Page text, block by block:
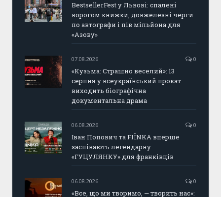
BestsellerFest у Львові: спалені
ворогом книжки, довжелезні черги
по автографи і пів мільйона для
«Азову»
07.08.2026 0
«Кузьма: Страшно веселий»: 13
серпня у всеукраїнський прокат
виходить біографічна
документальна драма
06.08.2026 0
Іван Попович та FIÏNKA вперше
заспівають легендарну
«ГУЦУЛЯНКУ» для франківців
06.08.2026 0
«Все, що ми творимо, — творить нас»: